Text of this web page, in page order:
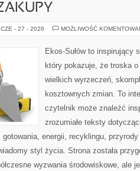
CZE - 27 - 2026 MOŻLIWOŚĆ
Ekos-Sułów to inspirujący
który pokazuje, że troska
wielkich wyrzeczeń,
kosztownych zmian. To
czytelnik może znaleźć
zrozumiałe teksty
gotowania, energii, recyklingu,
styl życia. Strona została
wyzwania środowiskowe, ale